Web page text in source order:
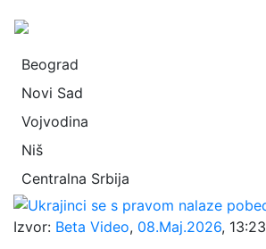
Beograd
Novi Sad
Vojvodina
Niš
Centralna Srbija
Izvor: Beta Video, 08.Maj.2026, 13:23